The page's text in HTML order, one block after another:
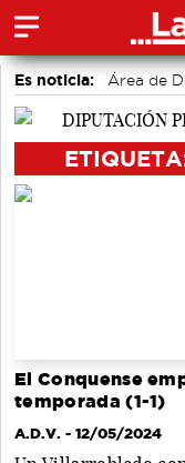
Es noticia: Área de
Bádminton
El Conquense
temporada (1-1)
A.D.V. - 12/05/2024